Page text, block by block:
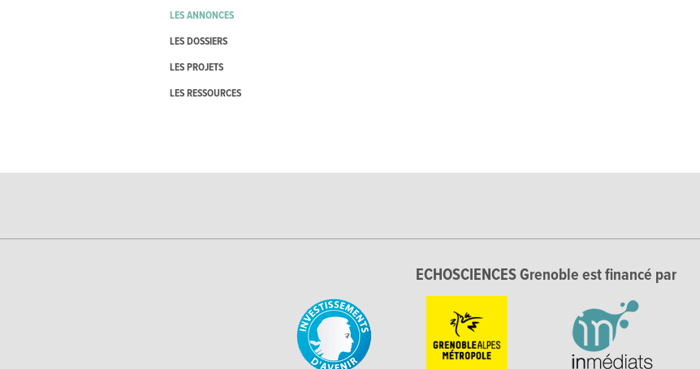
LES ANNONCES
LES DOSSIERS
LES PROJETS
LES RESSOURCES
ECHOSCIENCES Grenoble est financé par